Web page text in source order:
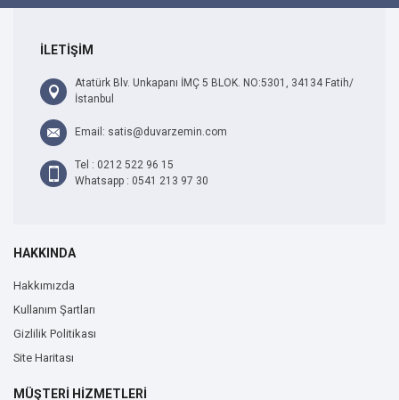
İLETİŞİM
Atatürk Blv. Unkapanı İMÇ 5 BLOK. NO:5301, 34134 Fatih/
İstanbul
Email: satis@duvarzemin.com
Tel : 0212 522 96 15
Whatsapp : 0541 213 97 30
HAKKINDA
Hakkımızda
Kullanım Şartları
Gizlilik Politikası
Site Haritası
MÜŞTERİ HİZMETLERİ